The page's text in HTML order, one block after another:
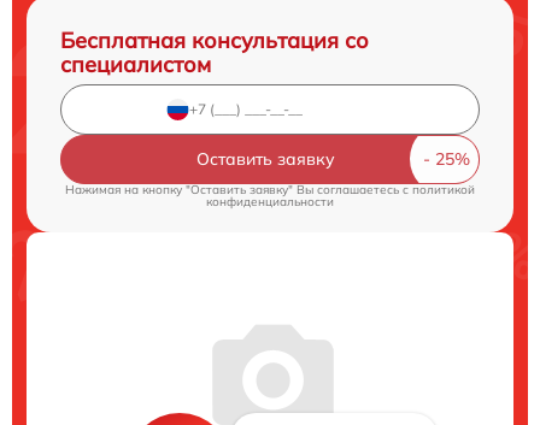
Бесплатная консультация со
специалистом
Оставить заявку
Нажимая на кнопку "Оставить заявку" Вы соглашаетесь cполитикой
конфиденциальности